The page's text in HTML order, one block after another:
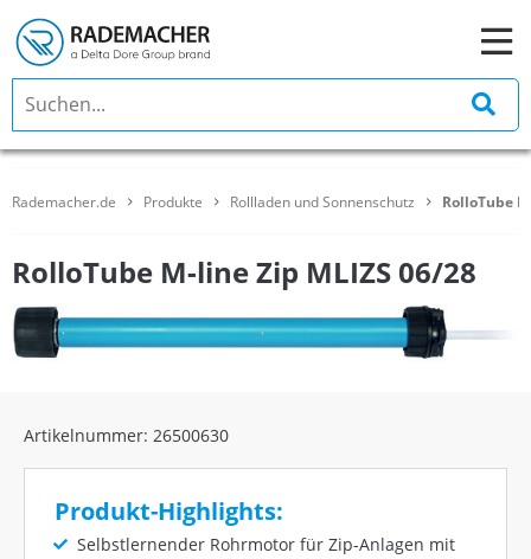
Rademacher.de Produkte Rollladen und Sonnenschutz RolloTube
RolloTube M-line Zip MLIZS 06/28
Artikelnummer: 26500630
Produkt-Highlights:
Selbstlernender Rohrmotor für Zip-Anlagen mit